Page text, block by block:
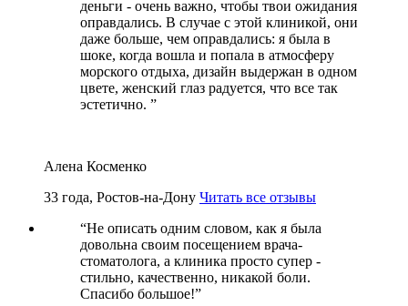
деньги - очень важно, чтобы твои ожидания
оправдались. В случае с этой клиникой, они
даже больше, чем оправдались: я была в
шоке, когда вошла и попала в атмосферу
морского отдыха, дизайн выдержан в одном
цвете, женский глаз радуется, что все так
эстетично. ”
Алена Косменко
33 года, Ростов-на-Дону Читать все отзывы
“Не описать одним словом, как я была
довольна своим посещением врача-
стоматолога, а клиника просто супер -
стильно, качественно, никакой боли.
Спасибо большое!”